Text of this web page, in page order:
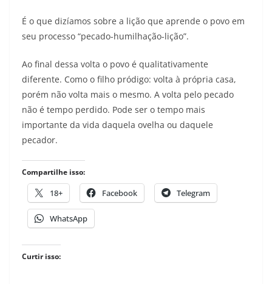
É o que dizíamos sobre a lição que aprende o povo em
seu processo “pecado-humilhação-lição”.
Ao final dessa volta o povo é qualitativamente
diferente. Como o filho pródigo: volta à própria casa,
porém não volta mais o mesmo. A volta pelo pecado
não é tempo perdido. Pode ser o tempo mais
importante da vida daquela ovelha ou daquele
pecador.
Compartilhe isso:
18+ Facebook Telegram
WhatsApp
Curtir isso: